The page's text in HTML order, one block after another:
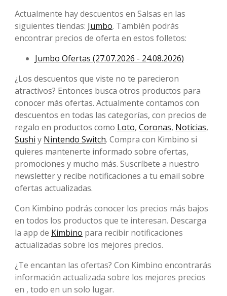
Actualmente hay descuentos en Salsas en las
siguientes tiendas: Jumbo. También podrás
encontrar precios de oferta en estos folletos:
Jumbo Ofertas (27.07.2026 - 24.08.2026)
¿Los descuentos que viste no te parecieron
atractivos? Entonces busca otros productos para
conocer más ofertas. Actualmente contamos con
descuentos en todas las categorías, con precios de
regalo en productos como Loto, Coronas, Noticias,
Sushi y Nintendo Switch. Compra con Kimbino si
quieres mantenerte informado sobre ofertas,
promociones y mucho más. Suscríbete a nuestro
newsletter y recibe notificaciones a tu email sobre
ofertas actualizadas.
Con Kimbino podrás conocer los precios más bajos
en todos los productos que te interesan. Descarga
la app de Kimbino para recibir notificaciones
actualizadas sobre los mejores precios.
¿Te encantan las ofertas? Con Kimbino encontrarás
información actualizada sobre los mejores precios
en , todo en un solo lugar.